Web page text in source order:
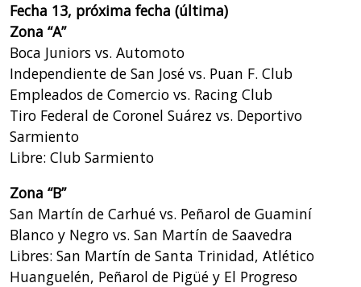
Fecha 13, próxima fecha (última)
Zona “A”
Boca Juniors vs. Automoto
Independiente de San José vs. Puan F. Club
Empleados de Comercio vs. Racing Club
Tiro Federal de Coronel Suárez vs. Deportivo
Sarmiento
Libre: Club Sarmiento
Zona “B”
San Martín de Carhué vs. Peñarol de Guaminí
Blanco y Negro vs. San Martín de Saavedra
Libres: San Martín de Santa Trinidad, Atlético
Huanguelén, Peñarol de Pigüé y El Progreso